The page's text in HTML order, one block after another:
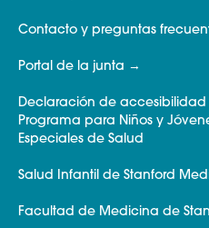
Contacto y preguntas
Portal de la junta
Declaración de accesibilidad
Programa para Niños y
Especiales de Salud
Salud Infantil de Stanford
Facultad de Medicina de